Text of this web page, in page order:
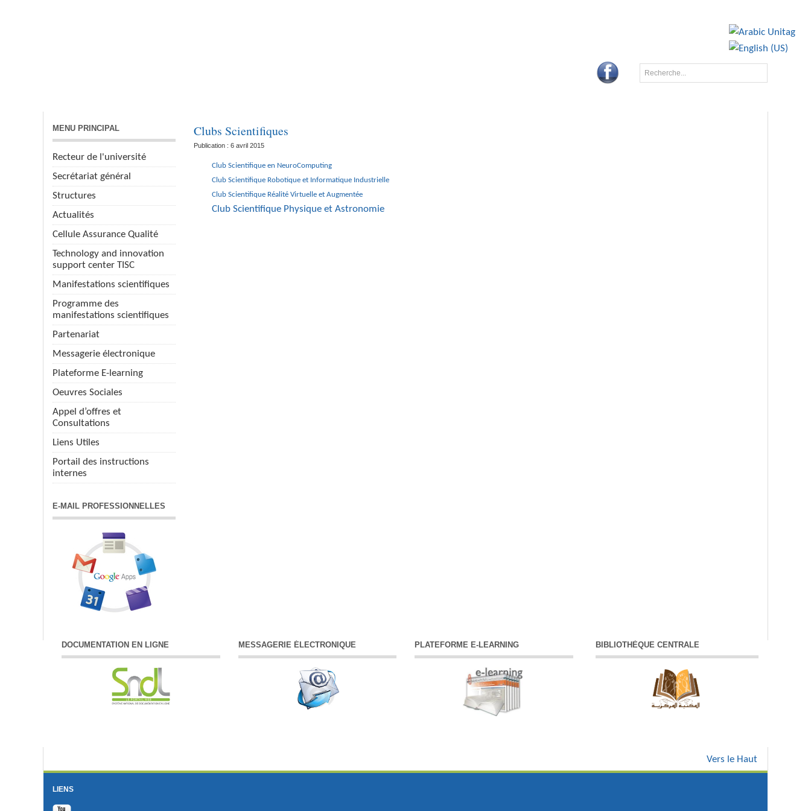
Clubs Scientifiques
Publication : 6 avril 2015
Club Scientifique en NeuroComputing
Club Scientifique Robotique et Informatique Industrielle
Club Scientifique Réalité Virtuelle et Augmentée
Club Scientifique Physique et Astronomie
MENU PRINCIPAL
Recteur de l'université
Secrétariat général
Structures
Actualités
Cellule Assurance Qualité
Technology and innovation
support center TISC
Manifestations scientifiques
Programme des
manifestations scientifiques
Partenariat
Messagerie électronique
Plateforme E-learning
Oeuvres Sociales
Appel d’offres et
Consultations
Liens Utiles
Portail des instructions
internes
E-MAIL PROFESSIONNELLES
DOCUMENTATION EN LIGNE MESSAGERIE ÉLECTRONIQUE PLATEFORME E-LEARNING BIBLIOTHÈQUE CENTRALE
Vers le Haut
LIENS